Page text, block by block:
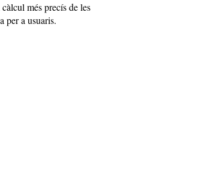
més precís de les
per a usuaris.